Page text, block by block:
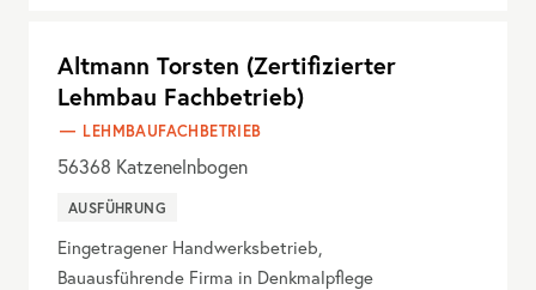
Altmann Torsten (Zertifizierter
Lehmbau Fachbetrieb)
LEHMBAUFACHBETRIEB
56368 Katzenelnbogen
AUSFÜHRUNG
Eingetragener Handwerksbetrieb,
Bauausführende Firma in Denkmalpflege